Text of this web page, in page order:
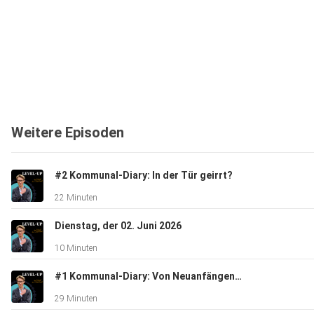
Weitere Episoden
#2 Kommunal-Diary: In der Tür geirrt?
22 Minuten
Dienstag, der 02. Juni 2026
10 Minuten
#1 Kommunal-Diary: Von Neuanfängen bis Minderheitsregierung
29 Minuten